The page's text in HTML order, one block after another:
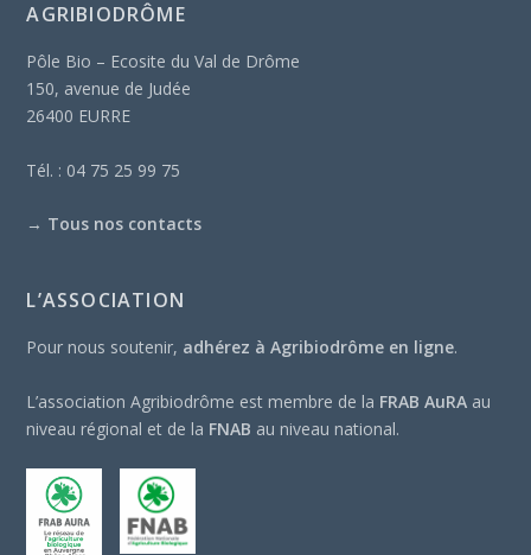
AGRIBIODRÔME
Pôle Bio – Ecosite du Val de Drôme
150, avenue de Judée
26400 EURRE
Tél. : 04 75 25 99 75
→ Tous nos contacts
L’ASSOCIATION
Pour nous soutenir, adhérez à Agribiodrôme en ligne.
L’association Agribiodrôme est membre de la FRAB AuRA au
niveau régional et de la FNAB au niveau national.